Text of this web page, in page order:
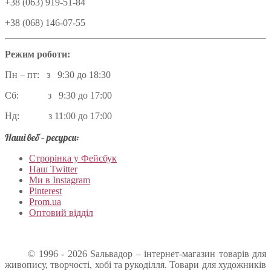
+38 (063) 919-51-84
+38 (068) 146-07-55
Режим роботи:
Пн – пт: з 9:30 до 18:30
Сб: з 9:30 до 17:00
Нд: з 11:00 до 17:00
Наші веб – ресурси:
Строрінка у Фейсбук
Наш Twitter
Ми в Instagram
Pinterest
Prom.ua
Оптовий відділ
© 1996 - 2026 Sальвадор – інтернет-магазин товарів для
живопису, творчості, хобі та рукоділля. Товари для художників